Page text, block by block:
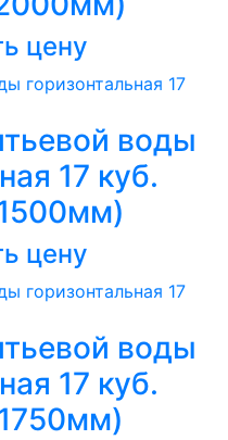
цену
воды
17 куб.
цену
воды
17 куб.